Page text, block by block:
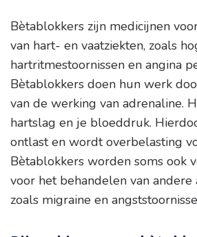
Bètablokkers zijn medicijnen
van hart- en vaatziekten, zoals
hartritmestoornissen en angina
Bètablokkers doen hun werk
van de werking van adrenaline.
hartslag en je bloeddruk.
ontlast en wordt overbelasting
Bètablokkers worden soms ook
voor het behandelen van andere
zoals migraine en